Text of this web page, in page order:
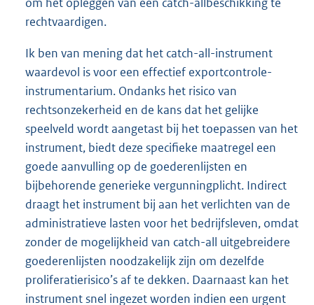
rechtvaardigen.
Ik ben van mening dat het catch-all-instrument
waardevol is voor een effectief exportcontrole-
instrumentarium. Ondanks het risico van
rechtsonzekerheid en de kans dat het gelijke
speelveld wordt aangetast bij het toepassen van het
instrument, biedt deze specifieke maatregel een
goede aanvulling op de goederenlijsten en
bijbehorende generieke vergunningplicht. Indirect
draagt het instrument bij aan het verlichten van de
administratieve lasten voor het bedrijfsleven, omdat
zonder de mogelijkheid van catch-all uitgebreidere
goederenlijsten noodzakelijk zijn om dezelfde
proliferatierisico’s af te dekken. Daarnaast kan het
instrument snel ingezet worden indien een urgent